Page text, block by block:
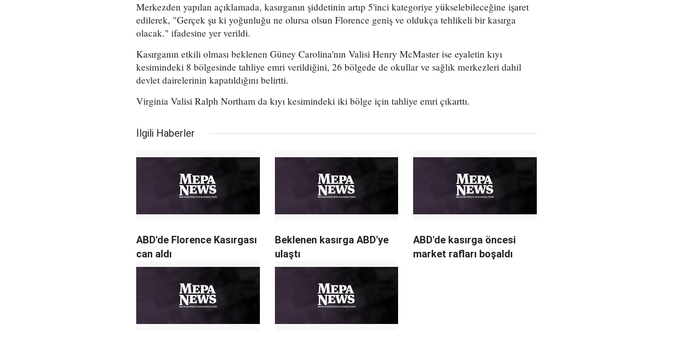
Merkezden yapılan açıklamada, kasırganın şiddetinin artıp 5'inci kategoriye yükselebileceğine işaret
edilerek, "Gerçek şu ki yoğunluğu ne olursa olsun Florence geniş ve oldukça tehlikeli bir kasırga
olacak." ifadesine yer verildi.
Kasırganın etkili olması beklenen Güney Carolina'nın Valisi Henry McMaster ise eyaletin kıyı
kesimindeki 8 bölgesinde tahliye emri verildiğini, 26 bölgede de okullar ve sağlık merkezleri dahil
devlet dairelerinin kapatıldığını belirtti.
Virginia Valisi Ralph Northam da kıyı kesimindeki iki bölge için tahliye emri çıkarttı.
İlgili Haberler
ABD'de Florence Kasırgası
can aldı
Beklenen kasırga ABD'ye
ulaştı
ABD'de kasırga öncesi
market rafları boşaldı